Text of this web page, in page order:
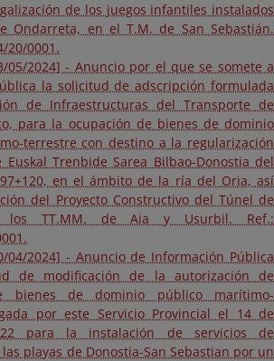
de los juegos infantiles instalados
Ondarreta, en el T.M. de San Sebastián.
20/0001.
05/2024] - Anuncio por el que se somete a
la solicitud de adscripción formulada
de Infraestructuras del Transporte de
para la ocupación de bienes de dominio
terrestre con destino a la regularización
Trenbide Sarea Bilbao-Donostia del
en el ámbito de la ría del Oria, así
del Proyecto Constructivo del Túnel de
los TT.MM. de Aia y Usurbil. Ref.:
04/2024] - Anuncio de Información Pública
de modificación de la autorización de
bienes de dominio público marítimo-
por este Servicio Provincial el 14 de
para la instalación de servicios de
playas de Donostia-San Sebastian por un